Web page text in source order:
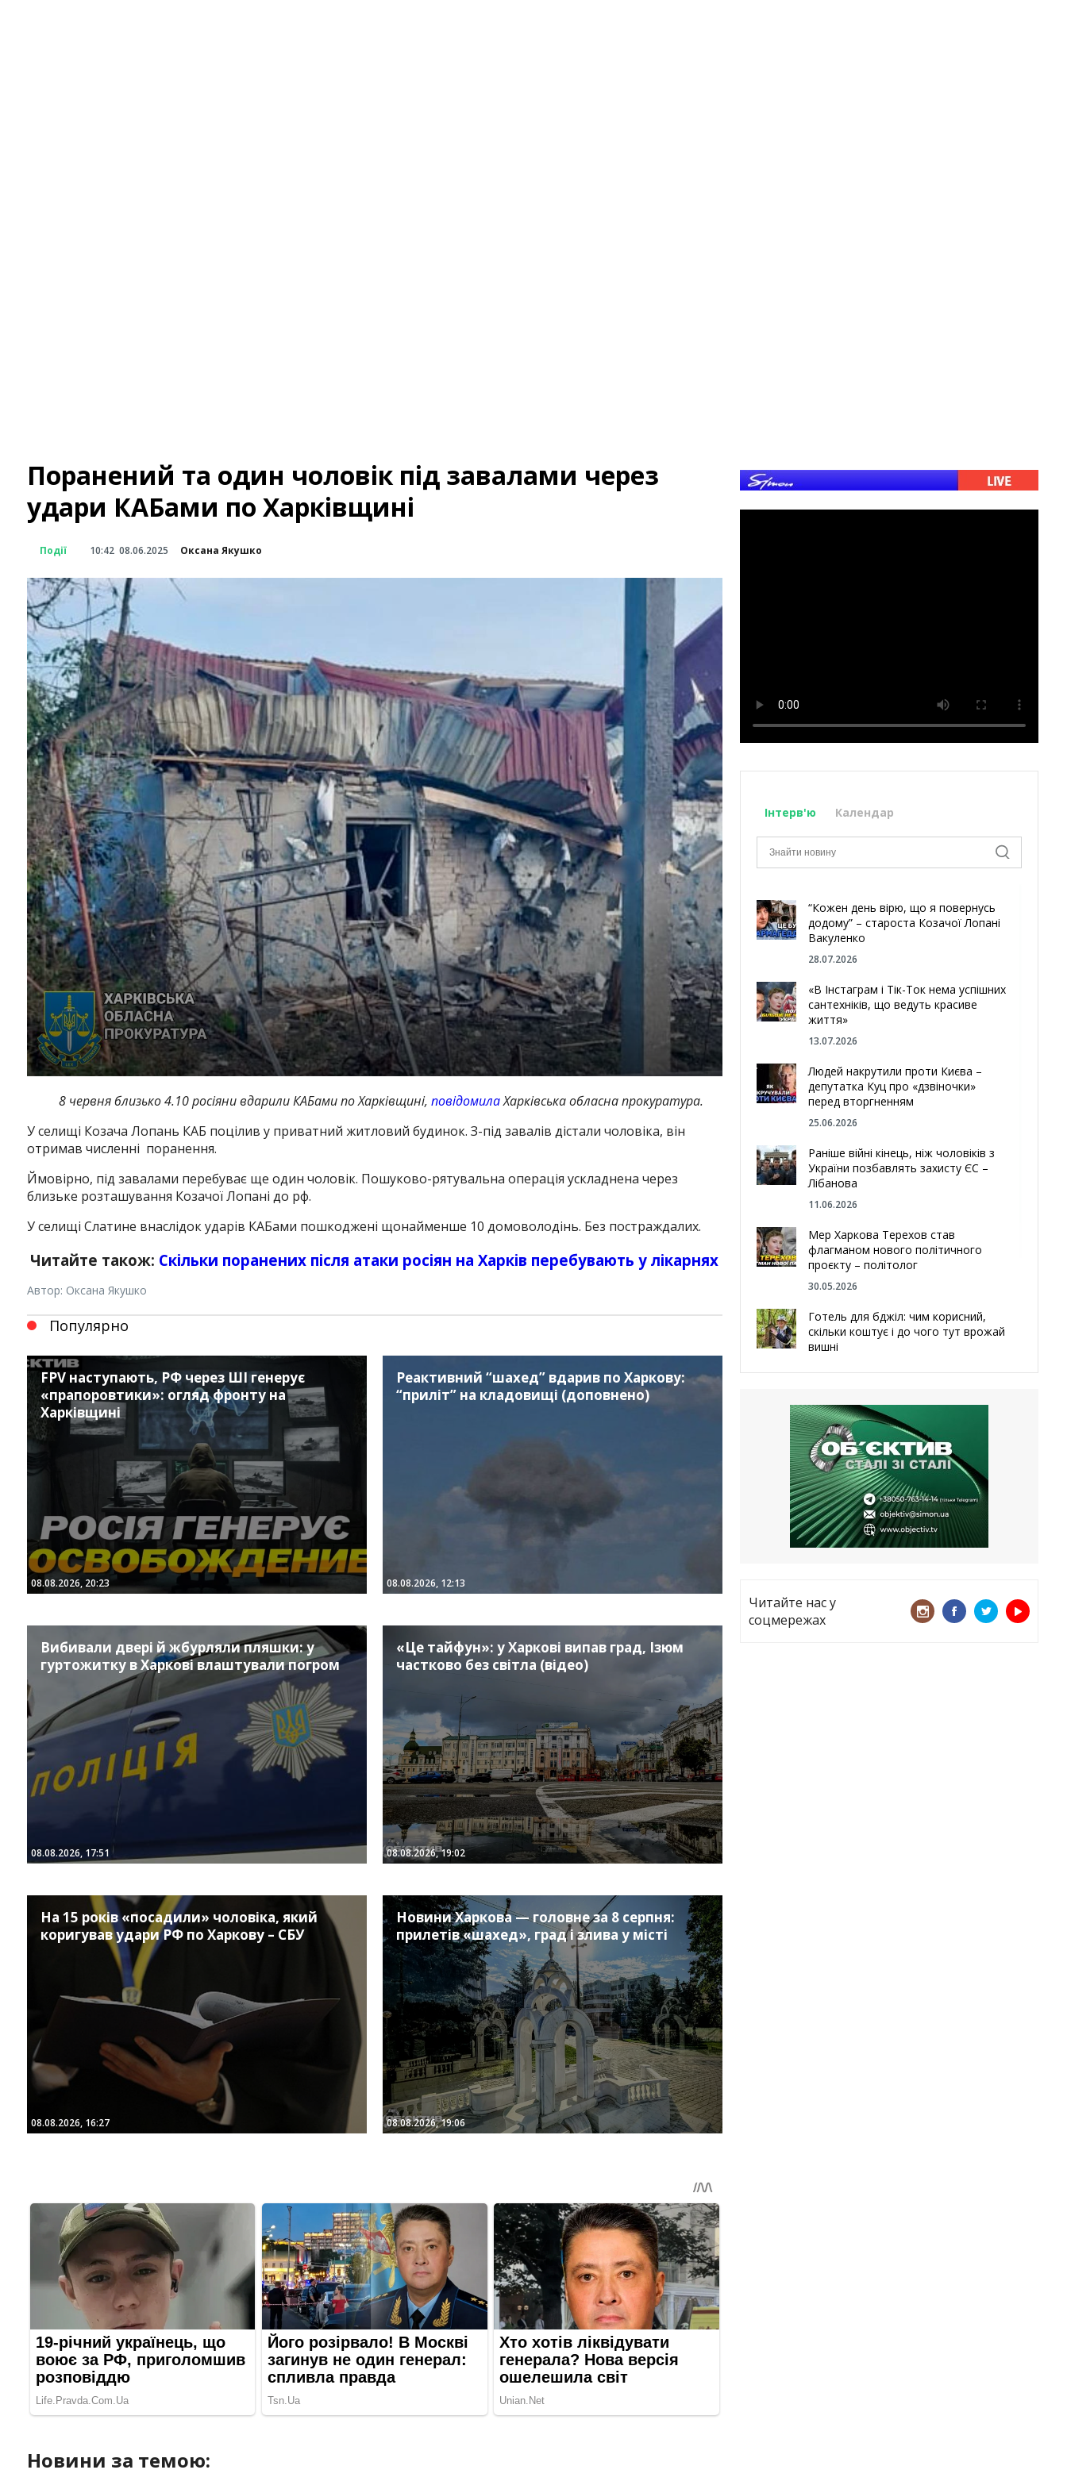
Поранений та один чоловік під завалами через
удари КАБами по Харківщині
Події 10:42 08.06.2025 Оксана Якушко
8 червня близько 4.10 росіяни вдарили КАБами по Харківщині, повідомилаХарківська обласна прокуратура.
У селищі Козача Лопань КАБ поцілив у приватний житловий будинок. З-під завалів дістали чоловіка, він
отримав численні поранення.
Ймовірно, під завалами перебуває ще один чоловік. Пошуково-рятувальна операція ускладнена через
близьке розташування Козачої Лопані до рф.
У селищі Слатине внаслідок ударів КАБами пошкоджені щонайменше 10 домоволодінь. Без постраждалих.
Читайте також: Скільки поранених після атаки росіян на Харків перебувають у лікарнях
Автор: Оксана Якушко
Популярно
FPV наступають, РФ через ШІ генерує
«прапоровтики»: огляд фронту на
Харківщині
08.08.2026, 20:23
Реактивний “шахед” вдарив по Харкову:
“приліт” на кладовищі (доповнено)
08.08.2026, 12:13
Вибивали двері й жбурляли пляшки: у
гуртожитку в Харкові влаштували погром
08.08.2026, 17:51
«Це тайфун»: у Харкові випав град, Ізюм
частково без світла (відео)
08.08.2026, 19:02
На 15 років «посадили» чоловіка, який
коригував удари РФ по Харкову – СБУ
08.08.2026, 16:27
Новини Харкова — головне за 8 серпня:
прилетів «шахед», град і злива у місті
08.08.2026, 19:06
Новини за темою:
Інтерв'ю Календар
“Кожен день вірю, що я повернусь
додому” – староста Козачої Лопані
Вакуленко
28.07.2026
«В Інстаграм і Тік-Ток нема успішних
сантехніків, що ведуть красиве
життя»
13.07.2026
Людей накрутили проти Києва –
депутатка Куц про «дзвіночки»
перед вторгненням
25.06.2026
Раніше війні кінець, ніж чоловіків з
України позбавлять захисту ЄС –
Лібанова
11.06.2026
Мер Харкова Терехов став
флагманом нового політичного
проєкту – політолог
30.05.2026
Готель для бджіл: чим корисний,
скільки коштує і до чого тут врожай
вишні
Чугуєва, міста, яке встояло попри
все
21.05.2026
«ТЦК порушує закон? Нехай
платять!» Як завдяки штрафу жінку
виключили з обліку
15.05.2026
Читайте нас у
соцмережах